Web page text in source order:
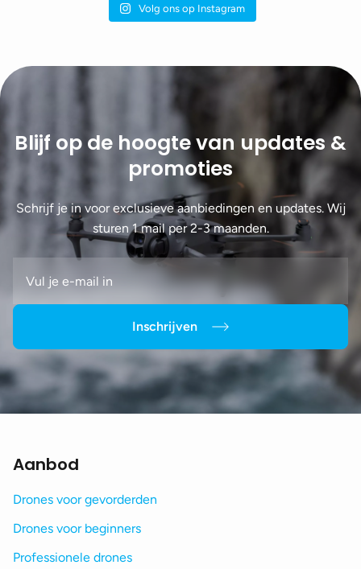
Volg ons op Instagram
Blijf op de hoogte van updates &
promoties
Schrijf je in voor exclusieve aanbiedingen en updates. Wij
sturen 1 mail per 2-3 maanden.
Inschrijven
Aanbod
Drones voor gevorderden
Drones voor beginners
Professionele drones